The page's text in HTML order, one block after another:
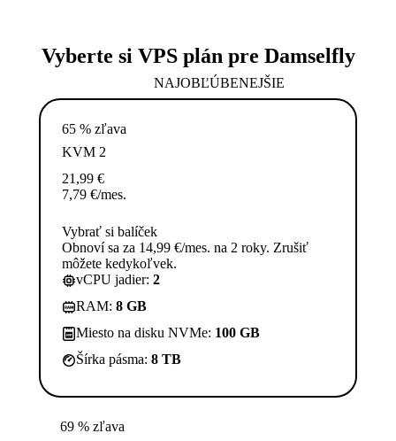
Vyberte si VPS plán pre Damselfly
NAJOBĽÚBENEJŠIE
65 % zľava
KVM 2
21,99 €
7,79 €/mes.
Vybrať si balíček
Obnoví sa za 14,99 €/mes. na 2 roky. Zrušiť
môžete kedykoľvek.
vCPU jadier: 2
RAM: 8 GB
Miesto na disku NVMe: 100 GB
Šírka pásma: 8 TB
69 % zľava